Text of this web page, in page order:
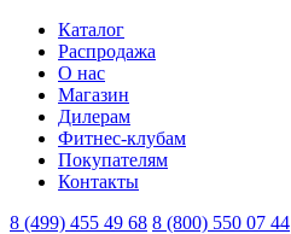
Каталог
Распродажа
О нас
Магазин
Дилерам
Фитнес-клубам
Покупателям
Контакты
8 (499) 455 49 68 8 (800) 550 07 44